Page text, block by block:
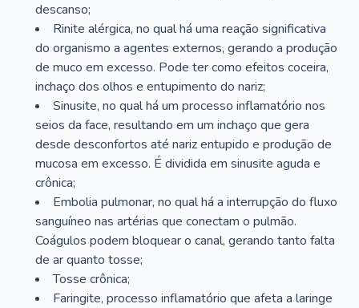
descanso;
Rinite alérgica, no qual há uma reação significativa
do organismo a agentes externos, gerando a produção
de muco em excesso. Pode ter como efeitos coceira,
inchaço dos olhos e entupimento do nariz;
Sinusite, no qual há um processo inflamatório nos
seios da face, resultando em um inchaço que gera
desde desconfortos até nariz entupido e produção de
mucosa em excesso. É dividida em sinusite aguda e
crônica;
Embolia pulmonar, no qual há a interrupção do fluxo
sanguíneo nas artérias que conectam o pulmão.
Coágulos podem bloquear o canal, gerando tanto falta
de ar quanto tosse;
Tosse crônica;
Faringite, processo inflamatório que afeta a laringe